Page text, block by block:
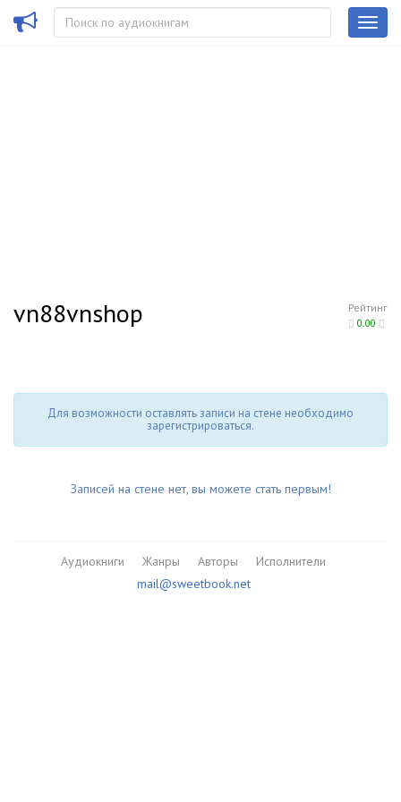
Рейтинг
0.00
vn88vnshop
Для возможности оставлять записи на стене необходимо
зарегистрироваться.
Записей на стене нет, вы можете стать первым!
Аудиокниги Жанры Авторы
Исполнители
mail@sweetbook.net